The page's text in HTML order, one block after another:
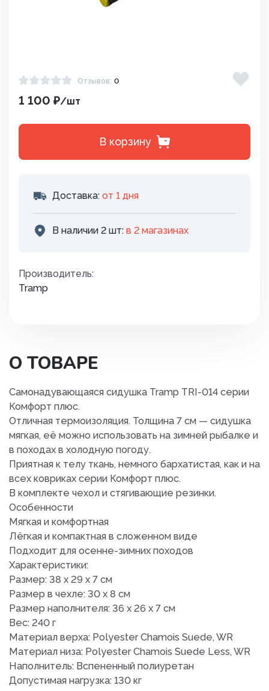
Отзывов: 0
1 100 ₽/шт
В корзину
Доставка: от 1 дня
В наличии 2 шт: в 2 магазинах
Производитель:
Tramp
О ТОВАРЕ
Самонадувающаяся сидушка Tramp TRI-014 серии
Комфорт плюс.
Отличная термоизоляция. Толщина 7 см — сидушка
мягкая, её можно использовать на зимней рыбалке и
в походах в холодную погоду.
Приятная к телу ткань, немного бархатистая, как и на
всех ковриках серии Комфорт плюс.
В комплекте чехол и стягивающие резинки.
Особенности
Мягкая и комфортная
Лёгкая и компактная в сложенном виде
Подходит для осенне-зимних походов
Характеристики:
Размер: 38 х 29 х 7 см
Размер в чехле: 30 х 8 см
Размер наполнителя: 36 х 26 х 7 см
Вес: 240 г
Материал верха: Polyester Chamois Suede, WR
Материал низа: Polyester Chamois Suede Less, WR
Наполнитель: Вспененный полиуретан
Допустимая нагрузка: 130 кг